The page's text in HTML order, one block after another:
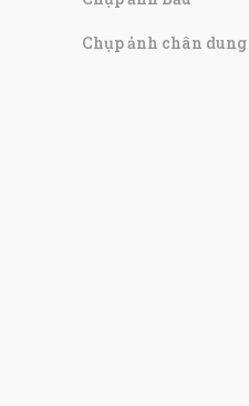
Chụp ảnh chân